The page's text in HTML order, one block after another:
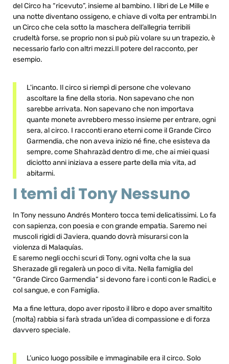
del Circo ha “ricevuto”, insieme al bambino. I libri de Le Mille e
una notte diventano ossigeno, e chiave di volta per entrambi.In
un Circo che cela sotto la maschera dell’allegria terribili
crudeltà forse, se proprio non si può più volare su un trapezio, è
necessario farlo con altri mezzi.Il potere del racconto, per
esempio.
L'incanto. Il circo si riempì di persone che volevano
ascoltare la fine della storia. Non sapevano che non
sarebbe arrivata. Non sapevano che non importava
quante monete avrebbero messo insieme per entrare, ogni
sera, al circo. I racconti erano eterni come il Grande Circo
Garmendia, che non aveva inizio né fine, che esisteva da
sempre, come Shahrazàd dentro di me, che ai miei quasi
diciotto anni iniziava a essere parte della mia vita, ad
abitarmi.
I temi di Tony Nessuno
In Tony nessuno Andrés Montero tocca temi delicatissimi. Lo fa
con sapienza, con poesia e con grande empatia. Saremo nei
muscoli rigidi di Javiera, quando dovrà misurarsi con la
violenza di Malaquías.
E saremo negli occhi scuri di Tony, ogni volta che la sua
Sherazade gli regalerà un poco di vita. Nella famiglia del
“Grande Circo Garmendia” si devono fare i conti con le Radici, e
col sangue, e con Famiglia.
Ma a fine lettura, dopo aver riposto il libro e dopo aver smaltito
(molta) rabbia si farà strada un’idea di compassione e di forza
davvero speciale.
L’unico luogo possibile e immaginabile era il circo. Solo